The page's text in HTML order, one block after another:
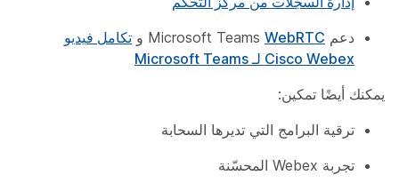
دعم Microsoft Teams WebRTC و تكامل فيديو
Cisco Webex لـ Microsoft Teams
يمكنك أيضًا تمكين:
ترقية البرامج التي تديرها السحابة
تجربة Webex المحسّنة